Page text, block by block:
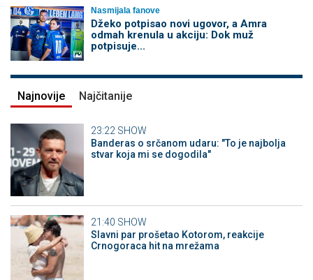
Nasmijala fanove
Džeko potpisao novi ugovor, a Amra
odmah krenula u akciju: Dok muž
potpisuje...
Najnovije Najčitanije
23:22 SHOW
Banderas o srčanom udaru: "To je najbolja
stvar koja mi se dogodila"
21:40 SHOW
Slavni par prošetao Kotorom, reakcije
Crnogoraca hit na mrežama